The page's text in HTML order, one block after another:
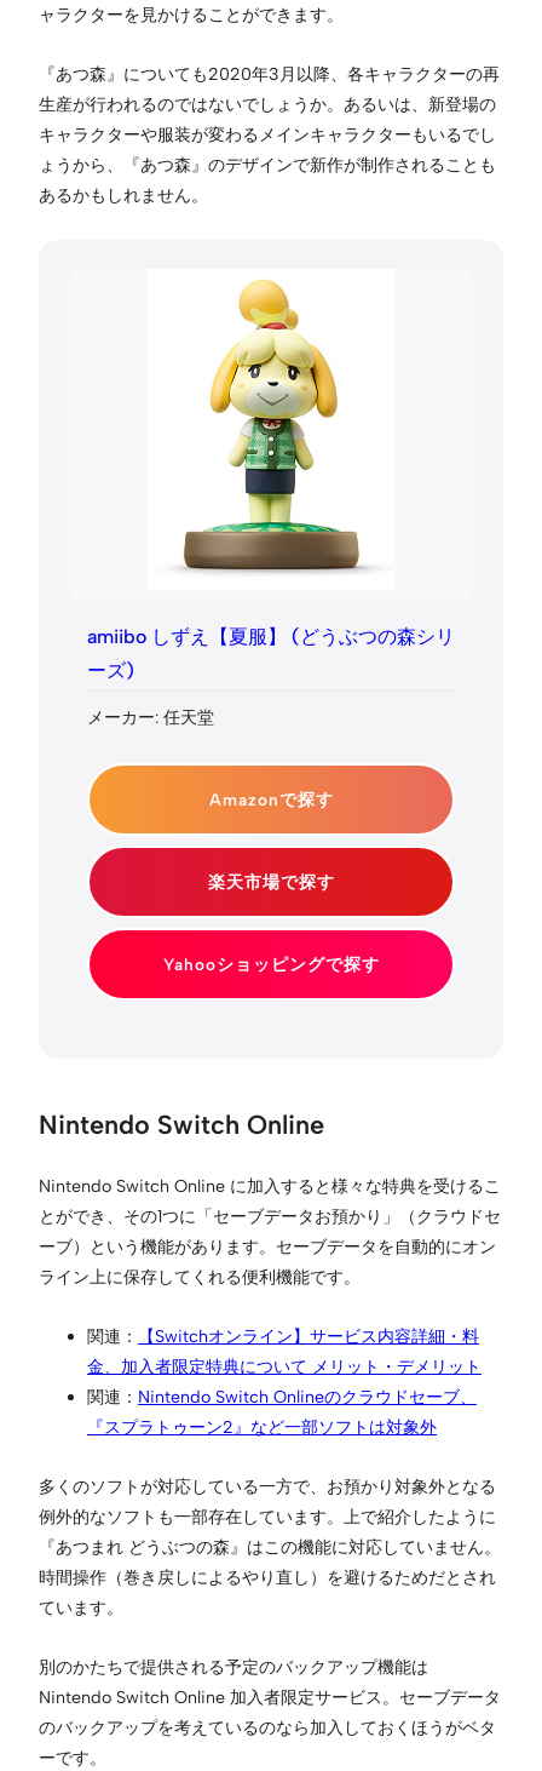
ャラクターを見かけることができます。
『あつ森』についても2020年3月以降、各キャラクターの再
生産が行われるのではないでしょうか。あるいは、新登場の
キャラクターや服装が変わるメインキャラクターもいるでし
ょうから、『あつ森』のデザインで新作が制作されることも
あるかもしれません。
amiibo しずえ【夏服】 (どうぶつの森シリ
ーズ)
メーカー: 任天堂
Amazonで探す
楽天市場で探す
Yahooショッピングで探す
Nintendo Switch Online
Nintendo Switch Online に加入すると様々な特典を受けるこ
とができ、その1つに「セーブデータお預かり」（クラウドセ
ーブ）という機能があります。セーブデータを自動的にオン
ライン上に保存してくれる便利機能です。
関連：
【Switchオンライン】サービス内容詳細・料
金、加入者限定特典について メリット・デメリット
関連： Nintendo Switch Onlineのクラウドセーブ、
『スプラトゥーン2』など一部ソフトは対象外
多くのソフトが対応している一方で、お預かり対象外となる
例外的なソフトも一部存在しています。上で紹介したように
『あつまれ どうぶつの森』はこの機能に対応していません。
時間操作（巻き戻しによるやり直し）を避けるためだとされ
ています。
別のかたちで提供される予定のバックアップ機能は
Nintendo Switch Online 加入者限定サービス。セーブデータ
のバックアップを考えているのなら加入しておくほうがベタ
ーです。